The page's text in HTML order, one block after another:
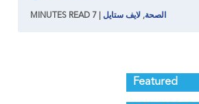
الصحة, لايف ستايل 7
MINUTES READ
Featured